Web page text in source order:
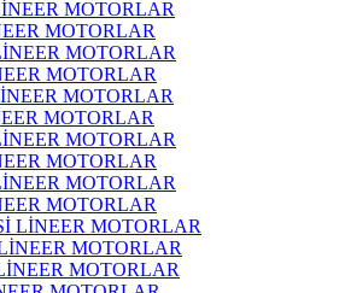
MOTORLAR
MOTORLAR
MOTORLAR
MOTORLAR
MOTORLAR
MOTORLAR